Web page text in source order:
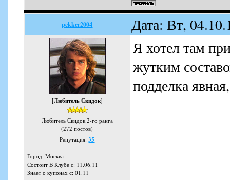
По купону
вида из
При покупки
оплачивается
Купон дает
скидкой 70% в
pekker2004 Дата: Вт,
[Любитель Скидок]
Любитель Скидок 2-го ранга
(272 постов)
Репутация:35
Город: Москва
Состоит В Клубе с: 11.06.11
Знает о купонах с: 01.11
Я хотел там
жутким
подделка